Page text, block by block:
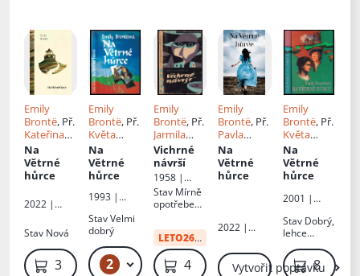
Emily
Brontë, Př.
Kateřina
Hilská
Na
Větrné
hůrce
2022 |
s.r.o
Stav Nová
339 Kč
Emily
Brontë, Př.
Květa
Maryšková
Na
Větrné
hůrce
1993 |
vojsko
StavVelmi
dobrý
2 99 Kč – 119 Kč
Emily
Brontë, Př.
Jarmila
Fastrová
Vichrné
návrší
1958 |
Mladá
fronta
Stav Mírně
opotřebená
zašlé
desky,
natrhnutý
hřbet
LETO26
:37 Kč
49 Kč
Emily
Brontë, Př.
Pavla
Iblová
Matouš Ibl
Na
Větrné
hůrce
2022 |
Libri
Vytvořit poptávku
Emily
Brontë, Př.
Květa
Maryšková
Na
Větrné
hůrce
2001 |
vojsko
Stav Dobrý,
lehce
hřbet
89 Kč